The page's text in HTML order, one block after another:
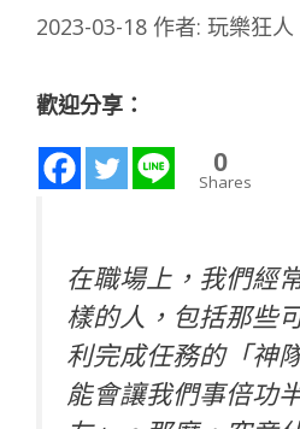
2023-03-18 作者: 玩樂狂人
歡迎分享：
0
Shares
在職場上，我們經
樣的人，包括那些
利完成任務的「神
能會讓我們事倍功